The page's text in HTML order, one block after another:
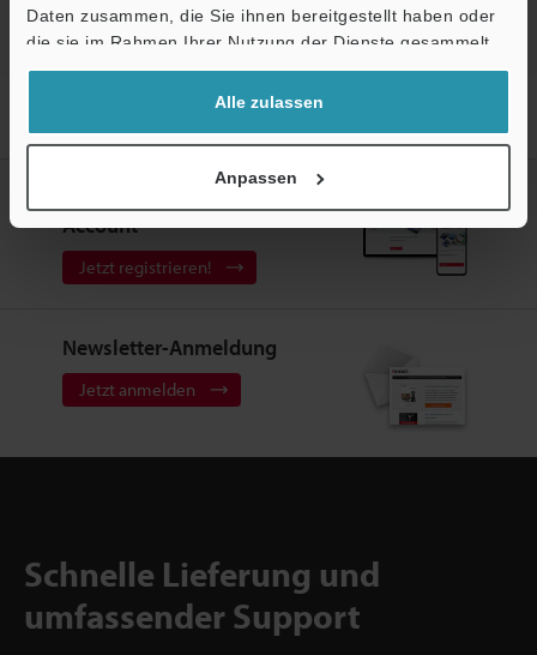
Daten zusammen, die Sie ihnen bereitgestellt haben oder
die sie im Rahmen Ihrer Nutzung der Dienste gesammelt
haben.
Alle zulassen
Anpassen
Mikroskope
Erstellen Sie Ihren KEYENCE
Account
Jetzt registrieren!
Newsletter-Anmeldung
Jetzt anmelden
Schnelle Lieferung und
umfassender Support